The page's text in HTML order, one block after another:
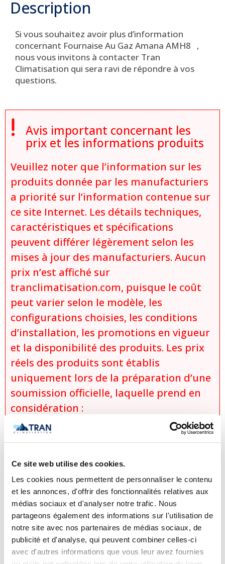
Ce site web utilise des cookies.
Les cookies nous permettent de personnaliser le contenu
et les annonces, d'offrir des fonctionnalités relatives aux
médias sociaux et d'analyser notre trafic. Nous
partageons également des informations sur l'utilisation de
notre site avec nos partenaires de médias sociaux, de
publicité et d'analyse, qui peuvent combiner celles-ci
avec d'autres informations que vous leur avez fournies
Description
Si vous souhaitez avoir plus d’information
concernant Fournaise Au Gaz Amana AMH8 ,
nous vous invitons à contacter Tran
Climatisation qui sera ravi de répondre à vos
questions.
 Avis important concernant les
prix et les informations produits
Veuillez noter que l’information sur les
produits donnée par les manufacturiers
a priorité sur l’information contenue sur
ce site Internet. Les détails techniques,
caractéristiques et spécifications
peuvent différer légèrement selon les
mises à jour des manufacturiers. Aucun
prix n’est affiché sur
tranclimatisation.com, puisque le coût
peut varier selon le modèle, les
configurations choisies, les conditions
d’installation, les promotions en vigueur
et la disponibilité des produits. Les prix
réels des produits sont établis
uniquement lors de la préparation d’une
soumission officielle, laquelle prend en
considération :
le modèle exact sélectionné,
les options et configurations choisies,
les conditions d’installation
les promotions et rabais applicables,
ainsi que la disponibilité du produit
au moment de la demande.
Aucune vente, promesse de vente ou
réservation ne sera considérée comme